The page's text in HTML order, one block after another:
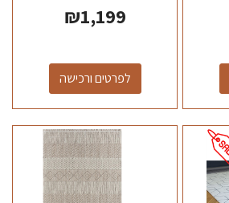
₪1,199
לפרטים ורכישה